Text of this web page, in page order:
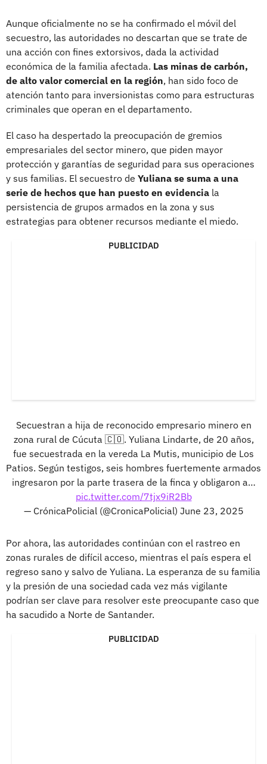
Aunque oficialmente no se ha confirmado el móvil del
secuestro, las autoridades no descartan que se trate de
una acción con fines extorsivos, dada la actividad
económica de la familia afectada. Las minas de carbón,
de alto valor comercial en la región, han sido foco de
atención tanto para inversionistas como para estructuras
criminales que operan en el departamento.
El caso ha despertado la preocupación de gremios
empresariales del sector minero, que piden mayor
protección y garantías de seguridad para sus operaciones
y sus familias. El secuestro de Yuliana se suma a una
serie de hechos que han puesto en evidencia la
persistencia de grupos armados en la zona y sus
estrategias para obtener recursos mediante el miedo.
PUBLICIDAD
Secuestran a hija de reconocido empresario minero en
zona rural de Cúcuta 🇨🇴. Yuliana Lindarte, de 20 años,
fue secuestrada en la vereda La Mutis, municipio de Los
Patios. Según testigos, seis hombres fuertemente armados
ingresaron por la parte trasera de la finca y obligaron a…
pic.twitter.com/7tjx9iR2Bb
— CrónicaPolicial (@CronicaPolicial) June 23, 2025
Por ahora, las autoridades continúan con el rastreo en
zonas rurales de difícil acceso, mientras el país espera el
regreso sano y salvo de Yuliana. La esperanza de su familia
y la presión de una sociedad cada vez más vigilante
podrían ser clave para resolver este preocupante caso que
ha sacudido a Norte de Santander.
PUBLICIDAD